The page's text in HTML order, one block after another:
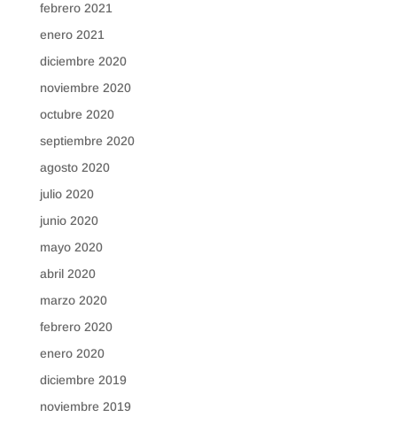
febrero 2021
enero 2021
diciembre 2020
noviembre 2020
octubre 2020
septiembre 2020
agosto 2020
julio 2020
junio 2020
mayo 2020
abril 2020
marzo 2020
febrero 2020
enero 2020
diciembre 2019
noviembre 2019